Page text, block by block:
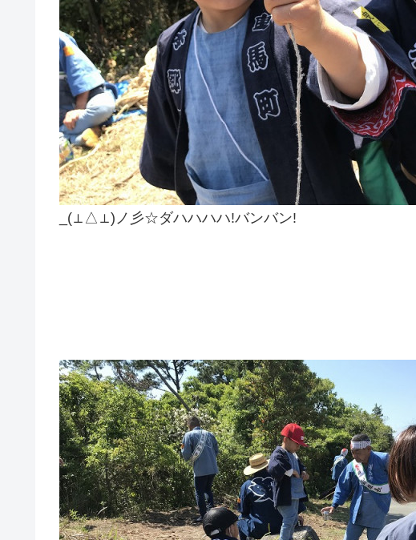
_(⊥△⊥)ノ彡☆ダハハハハ!バンバン!